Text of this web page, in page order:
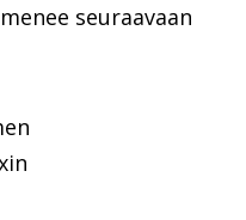
seuraavaan